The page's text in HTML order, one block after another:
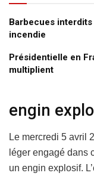
Barbecues
incendie
Présidentielle en
multiplient
engin
Le mercredi 5 avril
léger engagé dans
un engin explosif.